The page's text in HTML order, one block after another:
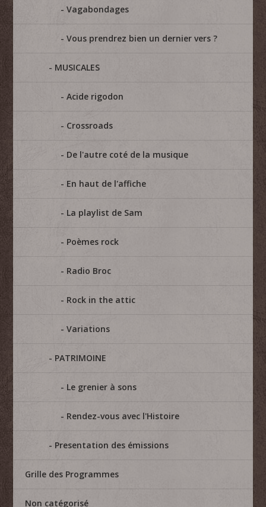
Vagabondages
Vous prendrez bien un dernier vers ?
MUSICALES
Acide rigodon
Crossroads
De l'autre coté de la musique
En haut de l'affiche
La playlist de Sam
Poèmes rock
Radio Broc
Rock in the attic
Variations
PATRIMOINE
Le grenier à sons
Rendez-vous avec l'Histoire
Presentation des émissions
Grille des Programmes
Non catégorisé